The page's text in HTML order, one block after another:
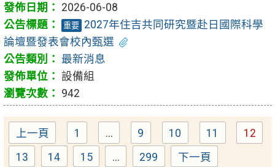
2026-06-08
重要 2027年住吉共同研究暨赴日國際科學
論壇暨發表會校內甄選
最新消息
設備組
942
上一頁 1 ... 9 Page
10 Page
11 Page
12
Page
13 Page
14 Page
15 ... Page
299 下一頁